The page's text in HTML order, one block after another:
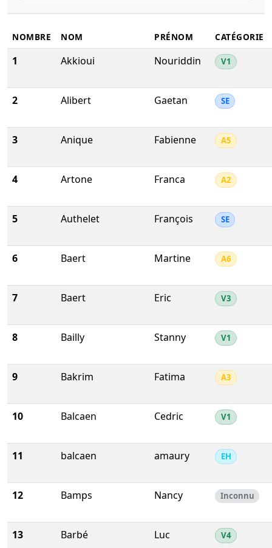
NOMBRE NOM PRÉNOM CATÉGORIE
1 Akkioui Nouriddin V1
2 Alibert Gaetan SE
3 Anique Fabienne A5
4 Artone Franca A2
5 Authelet François SE
6 Baert Martine A6
7 Baert Eric V3
8 Bailly Stanny V1
9 Bakrim Fatima A3
10 Balcaen Cedric V1
11 balcaen amaury EH
12 Bamps Nancy Inconnu
13 Barbé Luc V4